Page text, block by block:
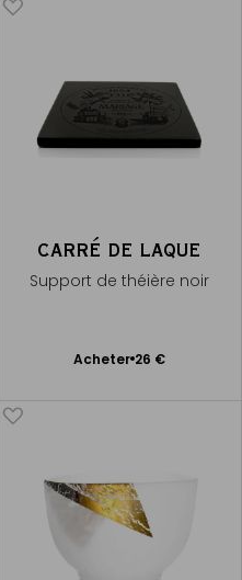
CARRÉ DE LAQUE
Support de théière noir
Acheter 26 €
Ajouter